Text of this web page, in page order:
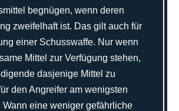
begnügen, wenn deren
zweifelhaft ist. Das gilt auch für
einer Schusswaffe. Nur wenn
Mittel zur Verfügung stehen,
dasjenige Mittel zu
den Angreifer am wenigsten
Wann eine weniger gefährliche